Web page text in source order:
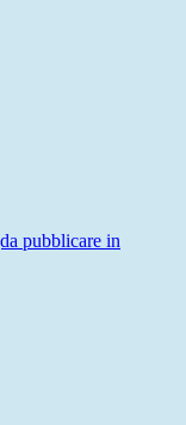
pubblicare in